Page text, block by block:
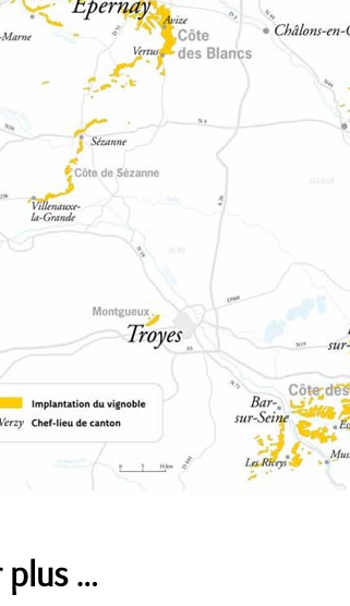
plus …